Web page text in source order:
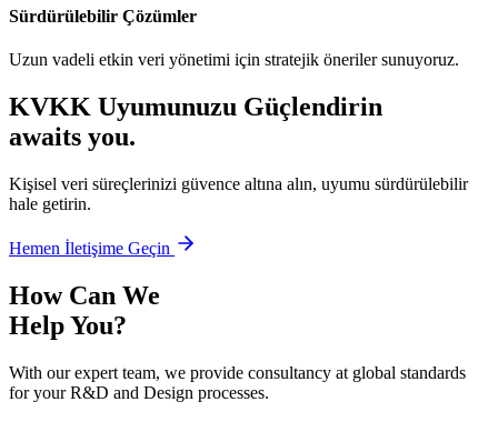
Sürdürülebilir Çözümler
Uzun vadeli etkin veri yönetimi için stratejik öneriler sunuyoruz.
KVKK Uyumunuzu Güçlendirin
awaits you.
Kişisel veri süreçlerinizi güvence altına alın, uyumu sürdürülebilir
hale getirin.
Hemen İletişime Geçin
How Can We
Help You?
With our expert team, we provide consultancy at global standards
for your R&D and Design processes.